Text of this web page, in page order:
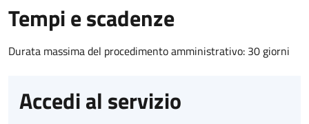
Tempi e scadenze
Durata massima del procedimento amministrativo: 30 giorni
Accedi al servizio